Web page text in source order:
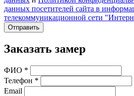
данных посетителей сайта в
телекоммуникационной сети
Отправить
Заказать замер
ФИО *
Телефон *
Email